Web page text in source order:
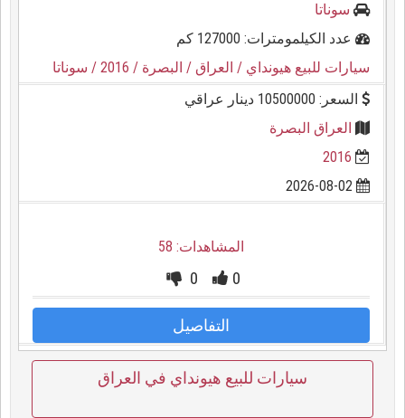
سوناتا
عدد الكيلمومترات: 127000 كم
سيارات للبيع هيونداي / العراق / البصرة / 2016
/ سوناتا
السعر: 10500000 دينار عراقي
العراق البصرة
2016
المشاهدات: 58
0
0
التفاصيل
سيارات للبيع هيونداي في العراق